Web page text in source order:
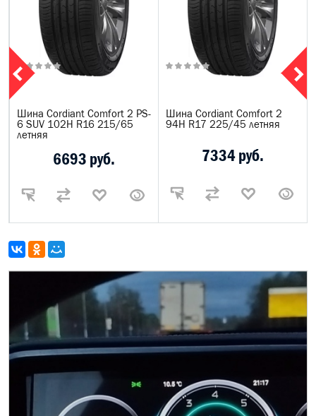
Шина Cordiant Comfort 2 PS-
6 SUV 102H R16 215/65
летняя
6693 руб.
Шина Cordiant Comfort 2
94H R17 225/45 летняя
7334 руб.